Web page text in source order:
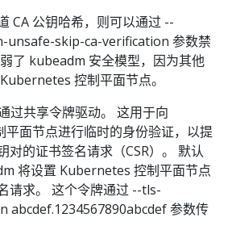
CA 公钥哈希，则可以通过 --
unsafe-skip-ca-verification 参数禁
了 kubeadm 安全模型，因为其他
控制平面节点。
过共享令牌驱动。 这用于向
面节点进行临时的身份验证，以提
对的证书签名请求（CSR）。 默认
将设置 Kubernetes 控制平面节点
请求。 这个令牌通过 --tls-
参数传